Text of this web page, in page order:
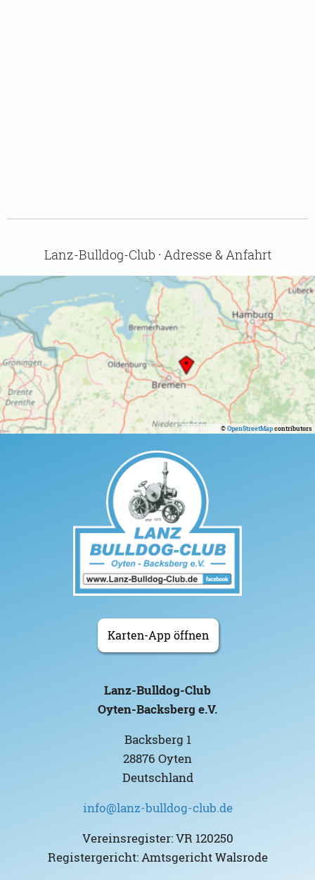
Lanz-Bulldog-Club · Adresse & Anfahrt
©OpenStreetMapcontributors
Karten-App öffnen
Lanz-Bulldog-Club
Oyten-Backsberg e.V.
Backsberg 1
28876 Oyten
Deutschland
info@lanz-bulldog-club.de
Vereinsregister: VR 120250
Registergericht: Amtsgericht Walsrode